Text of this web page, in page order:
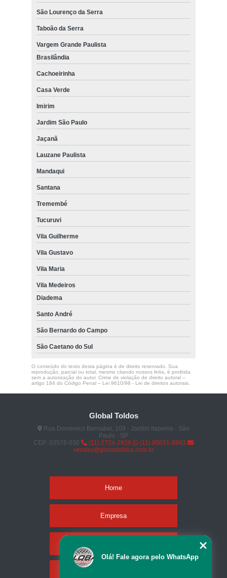
São Lourenço da Serra
Taboão da Serra
Vargem Grande Paulista
Brasilândia
Cachoeirinha
Casa Verde
Imirim
Jardim São Paulo
Jaçanã
Lauzane Paulista
Mandaqui
Santana
Tremembé
Tucuruvi
Vila Guilherme
Vila Gustavo
Vila Maria
Vila Medeiros
Diadema
Santo André
São Bernardo do Campo
São Caetano do Sul
O conteúdo do texto desta página é de direito reservado. Sua
reprodução, parcial ou total, mesmo citando nossos links, é proibida
sem a autorização do autor. Crime de violação de direito autoral –
artigo 184 do Código Penal – Lei 9610/98 - Lei de direitos autorais.
Global Toldos
Rua Domenico Bernabei, 109 - Jardim Itapema - São
Paulo - SP
CEP: 03578-030
(11) 2724-2828
(11) 95051-8863
vendas@globaltoldos.com.br
Home
Empresa
Olá! Fale agora pelo WhatsApp